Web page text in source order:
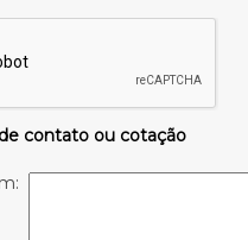
contato ou cotação